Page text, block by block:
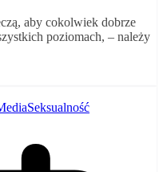
aby cokolwiek dobrze
poziomach, – należy
Seksualność